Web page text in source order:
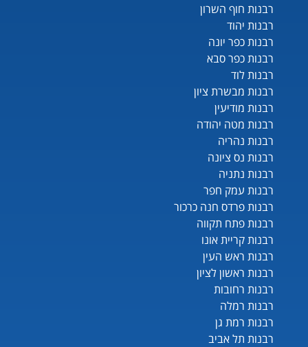
רבנות חוף השרון
רבנות יהוד
רבנות כפר יונה
רבנות כפר סבא
רבנות לוד
רבנות מבשרת ציון
רבנות מודיעין
רבנות מטה יהודה
רבנות נהריה
רבנות נס ציונה
רבנות נתניה
רבנות עמק חפר
רבנות פרדס חנה כרכור
רבנות פתח תקווה
רבנות קריית אונו
רבנות ראש העין
רבנות ראשון לציון
רבנות רחובות
רבנות רמלה
רבנות רמת גן
רבנות תל אביב